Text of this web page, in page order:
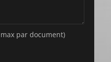
par document)